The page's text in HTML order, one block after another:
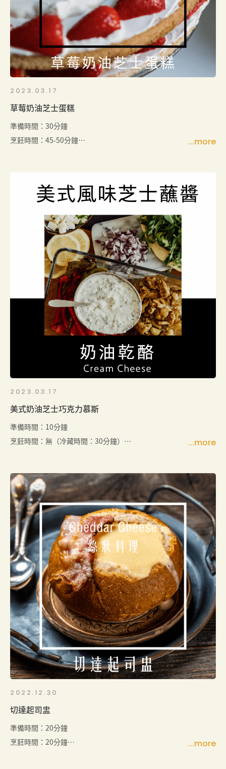
2023.03.17
草莓奶油芝士蛋糕
準備時間：30分鐘
烹飪時間：45-50分鐘
份量：8-10人份（可以根據個人需求進行調整）
這款草莓奶油乳酪蛋糕以其綿密口感和新鮮草莓的香
甜風味而受到喜愛。使用American Heritage Cream
Cheese製作的蛋糕質地順滑，搭配脆脆的消化餅乾
底，令人回味無窮。這款蛋糕適合作為節日聚會、生
日派對或家庭聚餐的甜點，也是送給親朋好友的美味
2023.03.17
美式奶油芝士巧克力慕斯
準備時間：10分鐘
烹飪時間：無（冷藏時間：30分鐘）
食譜簡介：
這款美式風味乳酪蔬菜蘸醬是一道健康且容易準備的
開胃菜。使用American Heritage Cream Cheese與優
格、香料和新鮮檸檬汁製成，味道濃郁，口感滑順。
搭配各種新鮮蔬菜，如胡蘿蔔、小黃瓜、櫛瓜等，為
您的聚會或家庭聚餐帶來美味又健康的選擇。
2022.12.30
切達起司盅
準備時間：20分鐘
烹飪時間：20分鐘